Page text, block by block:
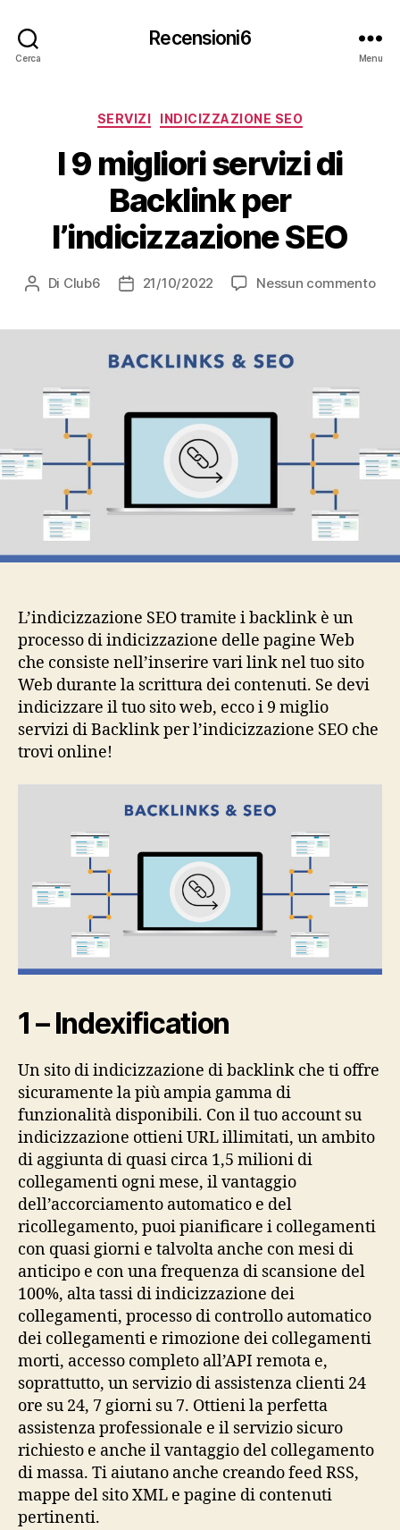
Cerca
Recensioni6
Menu
Categorie
SERVIZI INDICIZZAZIONE SEO
I 9 migliori servizi di
Backlink per
l’indicizzazione SEO
Autore
Di Club6
Data21/10/2022 Nessun commentosu
L’indicizzazione SEO tramite i backlink è un
processo di indicizzazione delle pagine Web
che consiste nell’inserire vari link nel tuo sito
Web durante la scrittura dei contenuti. Se devi
indicizzare il tuo sito web, ecco i 9 miglio
servizi di Backlink per l’indicizzazione SEO che
trovi online!
1 – Indexification
Un sito di indicizzazione di backlink che ti offre
sicuramente la più ampia gamma di
funzionalità disponibili. Con il tuo account su
indicizzazione ottieni URL illimitati, un ambito
di aggiunta di quasi circa 1,5 milioni di
collegamenti ogni mese, il vantaggio
dell’accorciamento automatico e del
ricollegamento, puoi pianificare i collegamenti
con quasi giorni e talvolta anche con mesi di
anticipo e con una frequenza di scansione del
100%, alta tassi di indicizzazione dei
collegamenti, processo di controllo automatico
dei collegamenti e rimozione dei collegamenti
morti, accesso completo all’API remota e,
soprattutto, un servizio di assistenza clienti 24
ore su 24, 7 giorni su 7. Ottieni la perfetta
assistenza professionale e il servizio sicuro
richiesto e anche il vantaggio del collegamento
di massa. Ti aiutano anche creando feed RSS,
mappe del sito XML e pagine di contenuti
pertinenti.